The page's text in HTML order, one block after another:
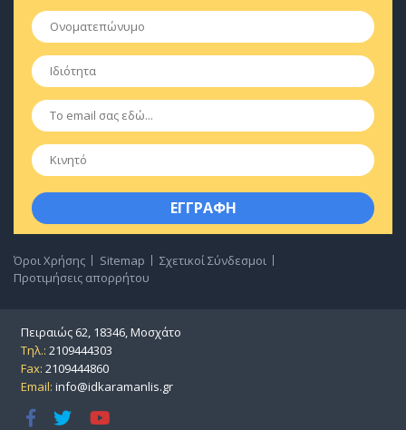
Ονοματεπώνυμο
Ιδιότητα
Email
Κινητό
Όροι Χρήσης Sitemap
Σχετικοί Σύνδεσμοι
Προτιμήσεις απορρήτου
Πειραιώς 62, 18346, Μοσχάτο
Τηλ.: 2109444303
Fax: 2109444860
Email: info@idkaramanlis.gr